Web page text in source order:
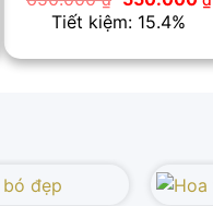
gốc
là:
Tiết kiệm: 28.6%
₫.